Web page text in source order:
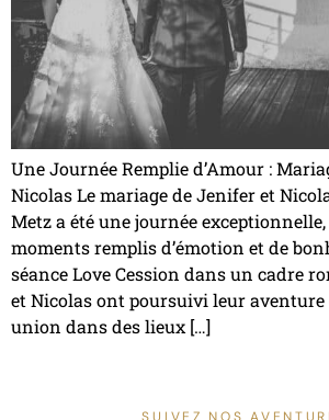
Une Journée Remplie d’Amour :
Nicolas Le mariage de Jenifer et
Metz a été une journée
moments remplis d’émotion et de
séance Love Cession dans un cadre
et Nicolas ont poursuivi leur
union dans des lieux […]